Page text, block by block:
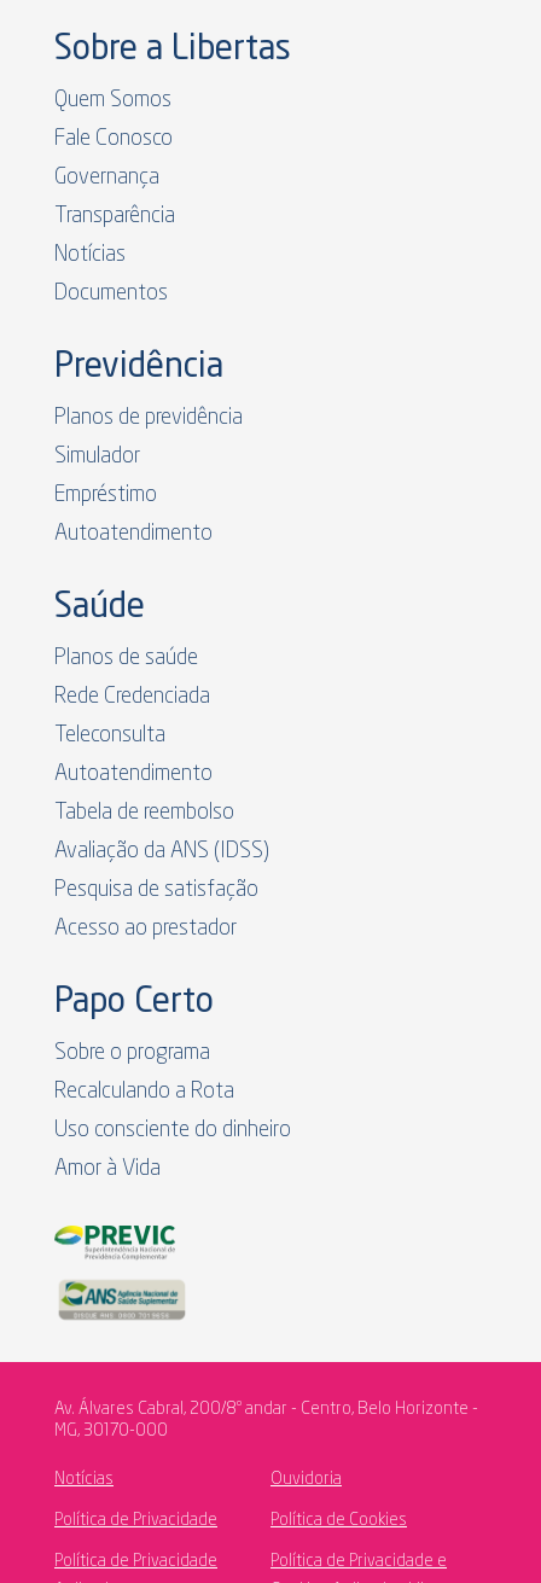
Sobre a Libertas
Quem Somos
Fale Conosco
Governança
Transparência
Notícias
Documentos
Previdência
Planos de previdência
Simulador
Empréstimo
Autoatendimento
Saúde
Planos de saúde
Rede Credenciada
Teleconsulta
Autoatendimento
Tabela de reembolso
Avaliação da ANS (IDSS)
Pesquisa de satisfação
Acesso ao prestador
Papo Certo
Sobre o programa
Recalculando a Rota
Uso consciente do dinheiro
Amor à Vida
Av. Álvares Cabral, 200/8º andar - Centro, Belo Horizonte -
MG, 30170-000
Notícias Ouvidoria
Política de Privacidade Política de Cookies
Política de Privacidade
Política de Privacidade e